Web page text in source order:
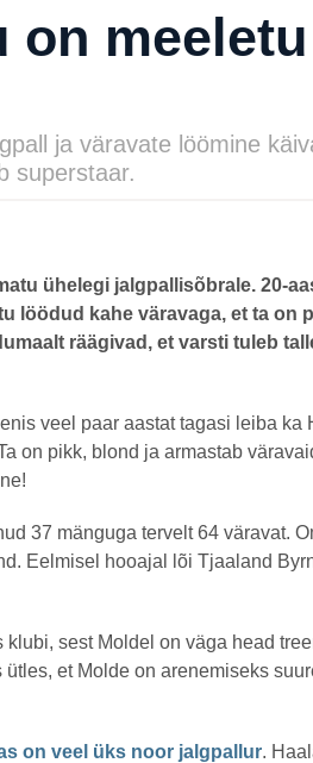
on meeletu
ja väravate löömine
superstaar.
ühelegi jalgpallisõbrale. 20-
löödud kahe väravaga, et ta on
räägivad, et varsti tuleb
veel paar aastat tagasi leiba
on pikk, blond ja armastab
37 mänguga tervelt 64 väravat.
Eelmisel hooajal lõi Tjaaland
sest Moldel on väga head
et Molde on arenemiseks
on veel üks noor jalgpallur.